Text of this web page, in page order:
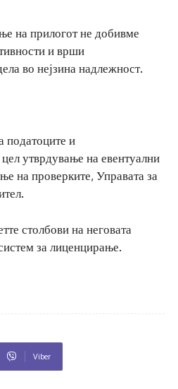
на прилогот не добивме
и врши
во нејзина надлежност.
податоците и
утврдување на евентуални
на проверките, Управата за
столбови на неговата
за лиценцирање.
Viber